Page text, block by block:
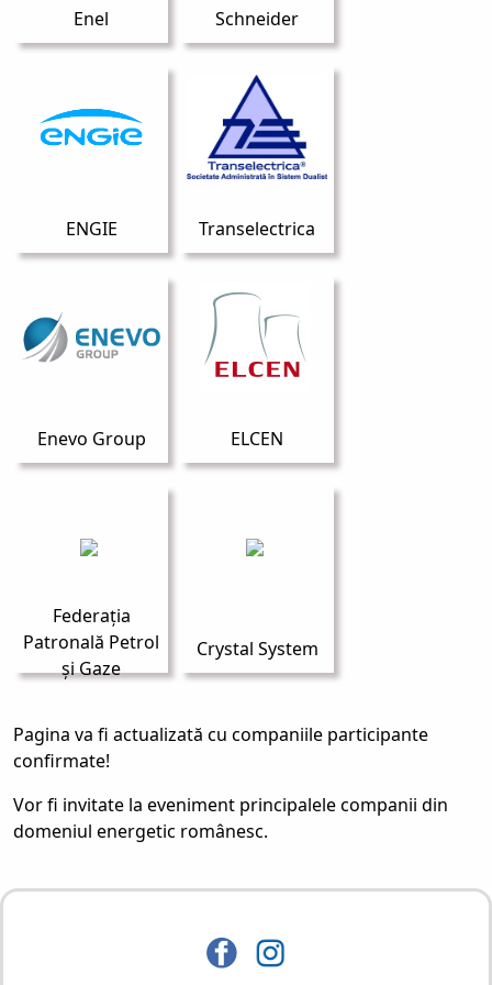
Enel Schneider
ENGIE Transelectrica
Enevo Group ELCEN
Federația
Patronală Petrol
și Gaze
Crystal System
Pagina va fi actualizată cu companiile participante
confirmate!
Vor fi invitate la eveniment principalele companii din
domeniul energetic românesc.